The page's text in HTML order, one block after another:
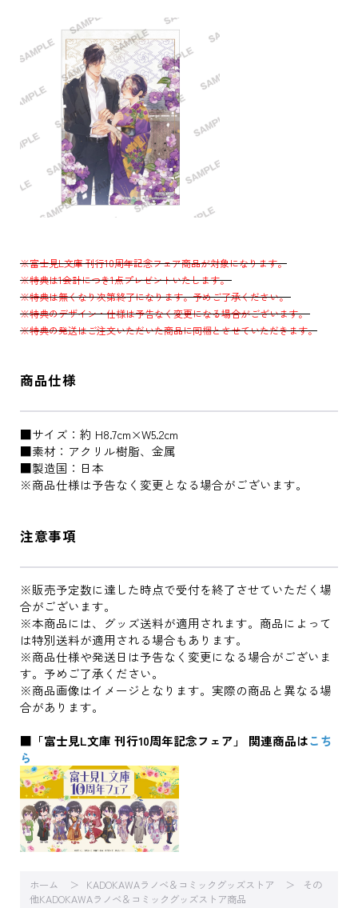
※富士見L文庫 刊行10周年記念フェア商品が対象になります。
※特典は1会計につき1点プレゼントいたします。
※特典は無くなり次第終了になります。予めご了承ください。
※特典のデザイン・仕様は予告なく変更になる場合がございます。
※特典の発送はご注文いただいた商品に同梱とさせていただきます。
商品仕様
■サイズ：約 H8.7cm×W5.2cm
■素材：アクリル樹脂、金属
■製造国：日本
※商品仕様は予告なく変更となる場合がございます。
注意事項
※販売予定数に達した時点で受付を終了させていただく場
合がございます。
※本商品には、グッズ送料が適用されます。商品によって
は特別送料が適用される場合もあります。
※商品仕様や発送日は予告なく変更になる場合がございま
す。予めご了承ください。
※商品画像はイメージとなります。実際の商品と異なる場
合があります。
■「富士見L文庫 刊行10周年記念フェア」 関連商品はこち
ら
ホーム KADOKAWAラノベ＆コミックグッズストア
その
他KADOKAWAラノベ＆コミックグッズストア商品